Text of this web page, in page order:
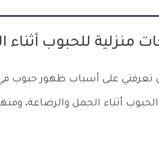
منزلية للحبوب أثناء
تعرفتي على أسباب ظهور حبوب في
أثناء الحمل والرضاعة،